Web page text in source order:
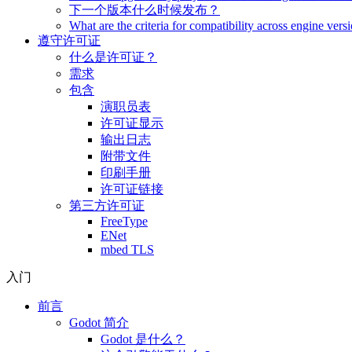
下一个版本什么时候发布？
What are the criteria for compatibility across engine
遵守许可证
什么是许可证？
需求
包含
演职员表
许可证显示
输出日志
附带文件
印刷手册
许可证链接
第三方许可证
FreeType
ENet
mbed TLS
入门
前言
Godot 简介
Godot 是什么？